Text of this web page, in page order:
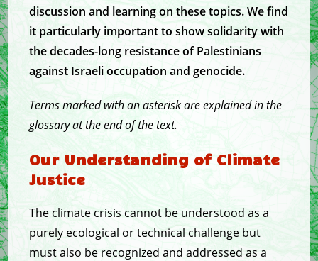
discussion and learning on these topics. We find
it particularly important to show solidarity with
the decades-long resistance of Palestinians
against Israeli occupation and genocide.
Terms marked with an asterisk are explained in the
glossary at the end of the text.
Our Understanding of Climate
Justice
The climate crisis cannot be understood as a
purely ecological or technical challenge but
must also be recognized and addressed as a